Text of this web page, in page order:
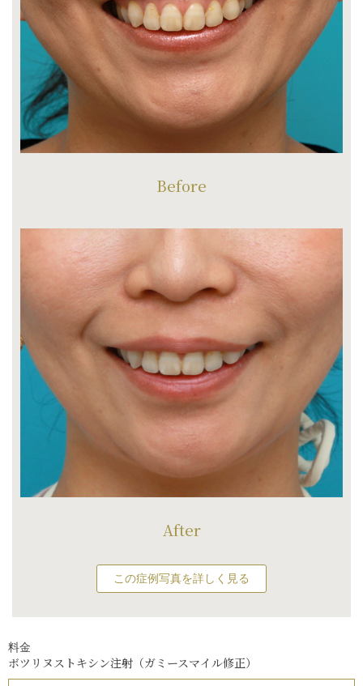
Before
After
この症例写真を詳しく見る
料金
ボツリヌストキシン注射（ガミースマイル修正）